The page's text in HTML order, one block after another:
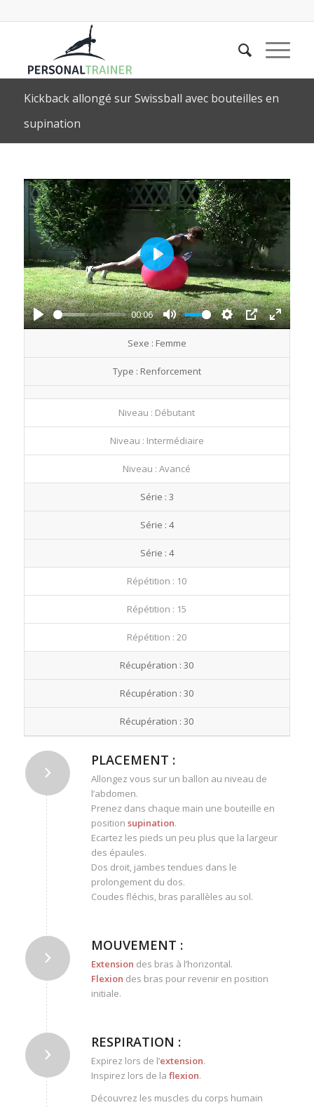
Kickback allongé sur Swissball avec bouteilles en
supination
Play
00:06
Mute
Settings
PIP
Enter
Play
Sexe : Femme
Type : Renforcement
Niveau : Débutant
Niveau : Intermédiaire
Niveau : Avancé
Série : 3
Série : 4
Série : 4
Répétition : 10
Répétition : 15
Répétition : 20
Récupération : 30
Récupération : 30
Récupération : 30
PLACEMENT :
Allongez vous sur un ballon au niveau de
l’abdomen.
Prenez dans chaque main une bouteille en
position supination.
Ecartez les pieds un peu plus que la largeur
des épaules.
Dos droit, jambes tendues dans le
prolongement du dos.
Coudes fléchis, bras parallèles au sol.
MOUVEMENT :
Extension des bras à l’horizontal.
Flexion des bras pour revenir en position
initiale.
RESPIRATION :
Expirez lors de l’extension.
Inspirez lors de la flexion.
Découvrez les muscles du corps humain